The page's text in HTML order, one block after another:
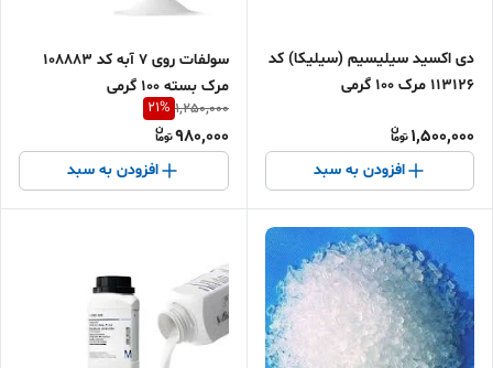
دی اکسید سیلیسیم (سیلیکا) کد
113126 مرک 100 گرمی
1,500,000
افزودن به سبد
سولفات روی 7 آبه کد 108883
مرک بسته 100 گرمی
1,250,000
21%
980,000
افزودن به سبد